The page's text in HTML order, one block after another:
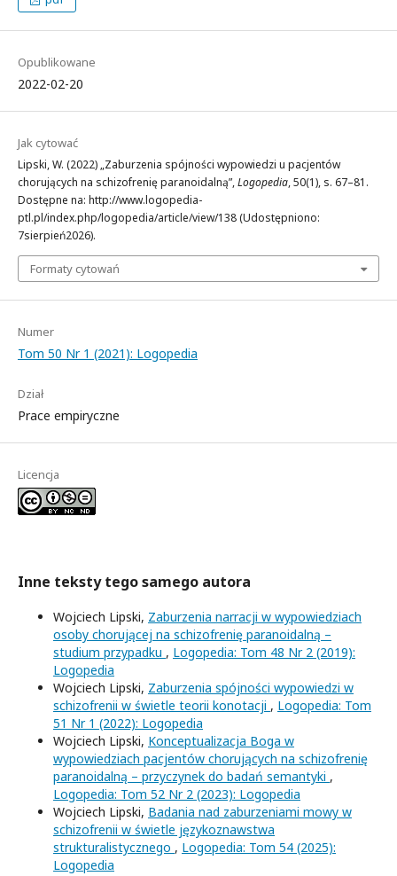
Opublikowane
2022-02-20
Jak cytować
Lipski, W. (2022) „Zaburzenia spójności wypowiedzi u pacjentów
chorujących na schizofrenię paranoidalną”,Logopedia, 50(1), s. 67–81.
Dostępne na: http://www.logopedia-
ptl.pl/index.php/logopedia/article/view/138 (Udostępniono:
7sierpień2026).
Formaty cytowań
Numer
Tom 50 Nr 1 (2021): Logopedia
Dział
Prace empiryczne
Licencja
Inne teksty tego samego autora
Wojciech Lipski, Zaburzenia narracji w wypowiedziach
osoby chorującej na schizofrenię paranoidalną –
studium przypadku , Logopedia: Tom 48 Nr 2 (2019):
Logopedia
Wojciech Lipski, Zaburzenia spójności wypowiedzi w
schizofrenii w świetle teorii konotacji , Logopedia: Tom
51 Nr 1 (2022): Logopedia
Wojciech Lipski, Konceptualizacja Boga w
wypowiedziach pacjentów chorujących na schizofrenię
paranoidalną – przyczynek do badań semantyki ,
Logopedia: Tom 52 Nr 2 (2023): Logopedia
Wojciech Lipski, Badania nad zaburzeniami mowy w
schizofrenii w świetle językoznawstwa
strukturalistycznego , Logopedia: Tom 54 (2025):
Logopedia